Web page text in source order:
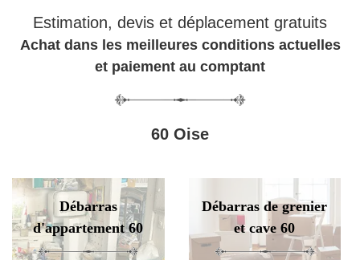
Estimation, devis et déplacement gratuits
Achat dans les meilleures conditions actuelles
et paiement au comptant
60 Oise
Débarras
d'appartement 60
Débarras de grenier
et cave 60